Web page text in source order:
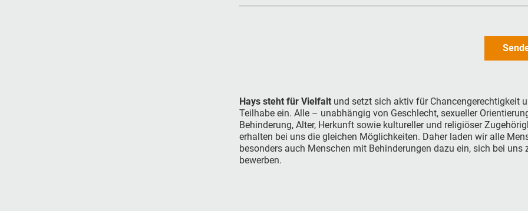
Hays steht für Vielfaltund setzt sich aktiv für Chancengerechtigkeit
Teilhabe ein. Alle – unabhängig von Geschlecht, sexueller
Behinderung, Alter, Herkunft sowie kultureller und religiöser
erhalten bei uns die gleichen Möglichkeiten. Daher laden wir alle
besonders auch Menschen mit Behinderungen dazu ein, sich bei uns
bewerben.